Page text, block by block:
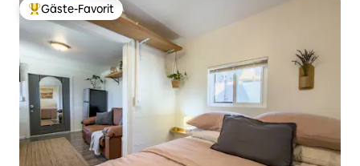
Beliebter Gäste-Favorit.
Gäste-Favorit